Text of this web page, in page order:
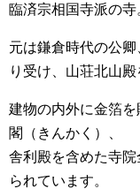
臨済宗相国寺派の寺
元は鎌倉時代の公
り受け、山荘北山
建物の内外に金箔
閣（きんかく）、
舎利殿を含めた寺
られています。